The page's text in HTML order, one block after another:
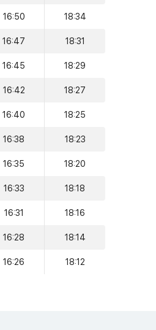
16:50 18:34
16:47 18:31
16:45 18:29
16:42 18:27
16:40 18:25
16:38 18:23
16:35 18:20
16:33 18:18
16:31 18:16
16:28 18:14
16:26 18:12